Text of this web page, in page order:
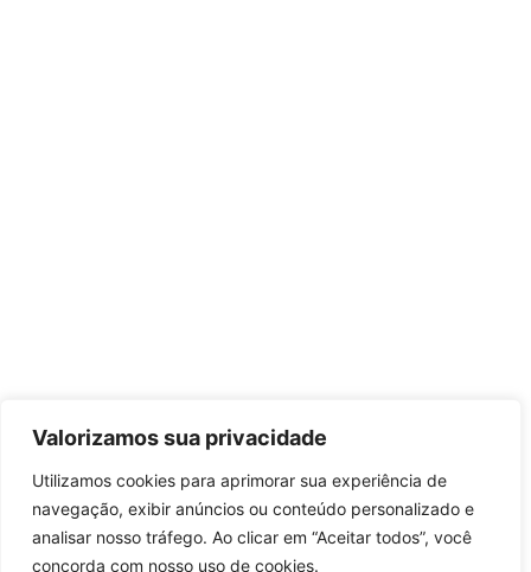
Valorizamos sua privacidade
Utilizamos cookies para aprimorar sua experiência de
navegação, exibir anúncios ou conteúdo personalizado e
analisar nosso tráfego. Ao clicar em “Aceitar todos”, você
concorda com nosso uso de cookies.